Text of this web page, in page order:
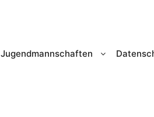
Jugendmannschaften